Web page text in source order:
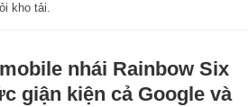
kho tải.
nhái Rainbow Six
giận kiện cả Google và